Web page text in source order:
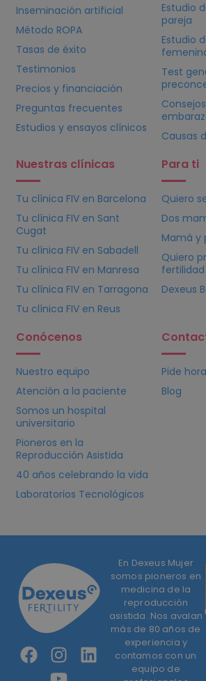
Inseminación artificial
Método ROPA
Tasas de éxito
Testimonios
Precios y financiación
Preguntas frecuentes
Estudios y ensayos clínicos
Estudio
pareja
Estudio
Test
Causas
Nuestras clínicas
Tu clínica FIVen Barcelona
Tu clínica FIVen Sant
Cugat
Tu clínica FIVen Sabadell
Tu clínica FIVen Manresa
Tu clínica FIVen Tarragona
Tu clínica FIVen Reus
Para ti
Quiero
Dos
Mamá y
Quiero
fertilidad
Dexeus
Conócenos
Nuestro equipo
Atención a la paciente
Somos un hospital
universitario
Pioneros en la
Reproducción Asistida
40 años celebrando la vida
Laboratorios Tecnológicos
Pide hora
Blog
En Dexeus Mujer
somos pioneros en
medicina de la
reproducción
asistida. Nos avalan
más de 80 años de
experiencia y
contamos con un
equipo de